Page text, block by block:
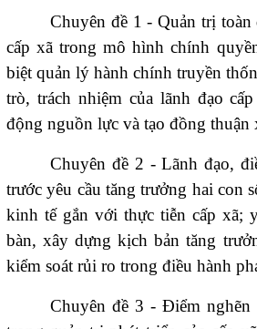
Chuyên đề 1 - Quản trị
cấp xã trong mô hình chính
biệt quản lý hành chính truyền
trò, trách nhiệm của lãnh đạo
động nguồn lực và tạo đồng thuận
Chuyên đề 2 - Lãnh đạo,
trước yêu cầu tăng trưởng hai con
kinh tế gắn với thực tiễn cấp xã;
bàn, xây dựng kịch bản tăng
kiểm soát rủi ro trong điều hành
Chuyên đề 3 - Điểm nghẽn